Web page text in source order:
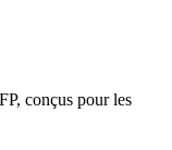
conçus pour les